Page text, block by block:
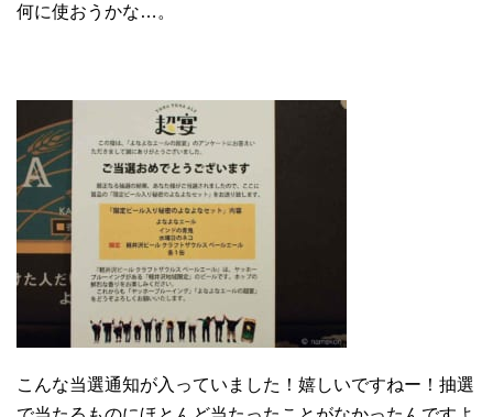
何に使おうかな…。
こんな当選通知が入っていました！嬉しいですねー！抽選